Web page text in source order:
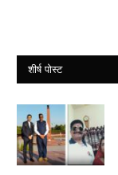
शीर्ष पोस्ट